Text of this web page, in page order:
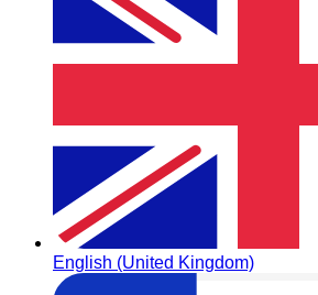
English (United Kingdom)